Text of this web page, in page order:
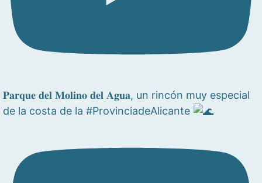
𝐏𝐚𝐫𝐪𝐮𝐞 𝐝𝐞𝐥 𝐌𝐨𝐥𝐢𝐧𝐨 𝐝𝐞𝐥 𝐀𝐠𝐮𝐚, un rincón muy especial
de la costa de la #ProvinciadeAlicante